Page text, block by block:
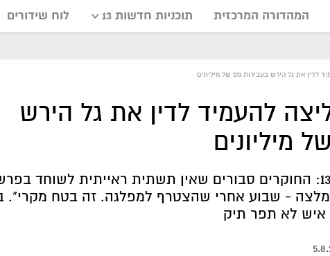
המהדורה המרכזית תוכניות חדשות 13 לוח שידורים
לדין את גל הירש בעבירות מס של מיליונים
להעמיד לדין את גל הירש
מיליונים
כפי שפורסם בחדשות 13: החוקרים סבורים שאין תשתית ראייתית לשוחד
- שבוע אחרי שהצטרף למפלגה. זה בטח מקרי".
לא תפר תיק